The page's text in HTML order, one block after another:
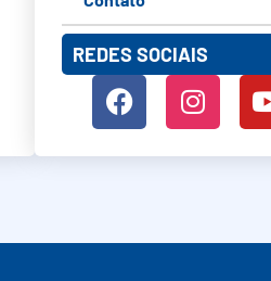
REDES SOCIAIS